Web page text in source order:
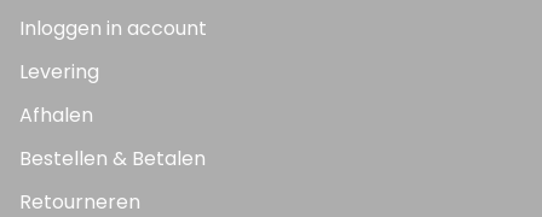
Inloggen in account
Levering
Afhalen
Bestellen & Betalen
Retourneren